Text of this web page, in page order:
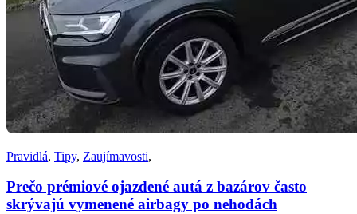
Pravidlá, Tipy, Zaujímavosti,
Prečo prémiové ojazdené autá z bazárov často
skrývajú vymenené airbagy po nehodách